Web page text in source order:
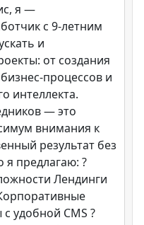
я —
с 9-летним
и
от создания
процессов и
интеллекта.
— это
внимания к
результат без
предлагаю: ?
Лендинги
удобной CMS ?